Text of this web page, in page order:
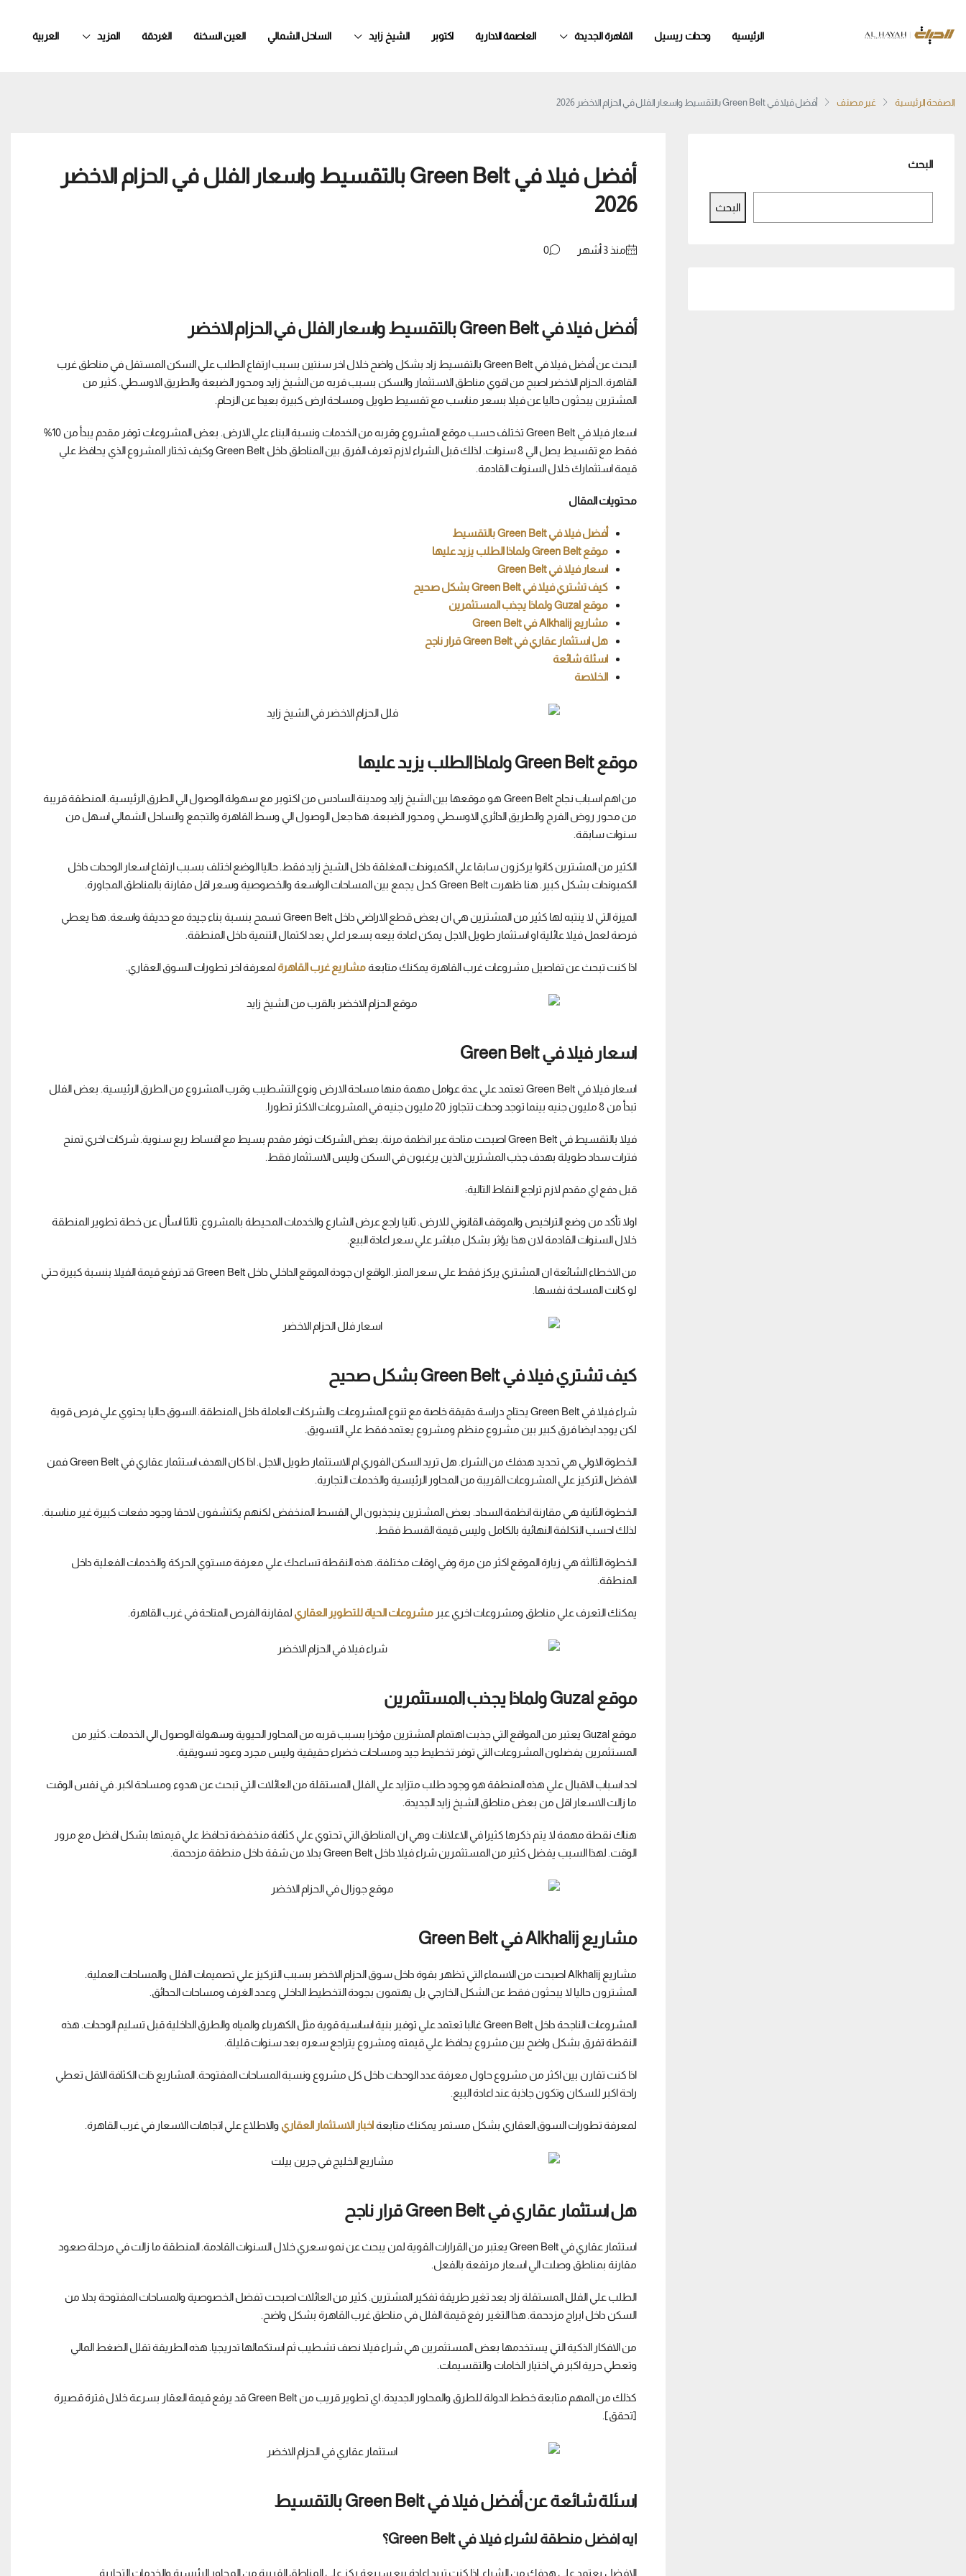
الرئيسية وحدات ريسيل القاهرة الجديدة العاصمة الادارية اكتوبر الشيخ زايد الساحل الشمالي العين السخنة الغردقة المزيد العربية
الصفحة الرئيسية غير مصنف أفضل فيلا في Green Belt بالتقسيط واسعار الفلل في الحزام الاخضر 2026
أفضل فيلا في Green Belt بالتقسيط واسعار الفلل في الحزام الاخضر
2026
منذ ‏3 أشهر 0
أفضل فيلا في Green Belt بالتقسيط واسعار الفلل في الحزام الاخضر
البحث عن أفضل فيلا في Green Belt بالتقسيط زاد بشكل واضح خلال اخر سنتين بسبب ارتفاع الطلب علي السكن المستقل في مناطق غرب
القاهرة. الحزام الاخضر اصبح من اقوي مناطق الاستثمار والسكن بسبب قربه من الشيخ زايد ومحور الضبعة والطريق الاوسطي. كثير من
المشترين يبحثون حاليا عن فيلا بسعر مناسب مع تقسيط طويل ومساحة ارض كبيرة بعيدا عن الزحام.
اسعار فيلا في Green Belt تختلف حسب موقع المشروع وقربه من الخدمات ونسبة البناء علي الارض. بعض المشروعات توفر مقدم يبدأ من 10%
فقط مع تقسيط يصل الي 8 سنوات. لذلك قبل الشراء لازم تعرف الفرق بين المناطق داخل Green Belt وكيف تختار المشروع الذي يحافظ علي
قيمة استثمارك خلال السنوات القادمة.
محتويات المقال
أفضل فيلا في Green Belt بالتقسيط
موقع Green Belt ولماذا الطلب يزيد عليها
اسعار فيلا في Green Belt
كيف تشتري فيلا في Green Belt بشكل صحيح
موقع Guzal ولماذا يجذب المستثمرين
مشاريع Alkhalij في Green Belt
هل استثمار عقاري في Green Belt قرار ناجح
اسئلة شائعة
الخلاصة
موقع Green Belt ولماذا الطلب يزيد عليها
من اهم اسباب نجاح Green Belt هو موقعها بين الشيخ زايد ومدينة السادس من اكتوبر مع سهولة الوصول الي الطرق الرئيسية. المنطقة قريبة
من محور روض الفرج والطريق الدائري الاوسطي ومحور الضبعة. هذا جعل الوصول الي وسط القاهرة والتجمع والساحل الشمالي اسهل من
سنوات سابقة.
الكثير من المشترين كانوا يركزون سابقا علي الكمبوندات المغلقة داخل الشيخ زايد فقط. حاليا الوضع اختلف بسبب ارتفاع اسعار الوحدات داخل
الكمبوندات بشكل كبير. هنا ظهرت Green Belt كحل يجمع بين المساحات الواسعة والخصوصية وسعر اقل مقارنة بالمناطق المجاورة.
الميزة التي لا ينتبه لها كثير من المشترين هي ان بعض قطع الاراضي داخل Green Belt تسمح بنسبة بناء جيدة مع حديقة واسعة. هذا يعطي
فرصة لعمل فيلا عائلية او استثمار طويل الاجل يمكن اعادة بيعه بسعر اعلي بعد اكتمال التنمية داخل المنطقة.
اذا كنت تبحث عن تفاصيل مشروعات غرب القاهرة يمكنك متابعةمشاريع غرب القاهرةلمعرفة اخر تطورات السوق العقاري.
اسعار فيلا في Green Belt
اسعار فيلا في Green Belt تعتمد علي عدة عوامل مهمة منها مساحة الارض ونوع التشطيب وقرب المشروع من الطرق الرئيسية. بعض الفلل
تبدأ من 8 مليون جنيه بينما توجد وحدات تتجاوز 20 مليون جنيه في المشروعات الاكثر تطورا.
فيلا بالتقسيط في Green Belt اصبحت متاحة عبر انظمة مرنة. بعض الشركات توفر مقدم بسيط مع اقساط ربع سنوية. شركات اخري تمنح
فترات سداد طويلة بهدف جذب المشترين الذين يرغبون في السكن وليس الاستثمار فقط.
قبل دفع اي مقدم لازم تراجع النقاط التالية:
اولا تأكد من وضع التراخيص والموقف القانوني للارض. ثانيا راجع عرض الشارع والخدمات المحيطة بالمشروع. ثالثا اسأل عن خطة تطوير المنطقة
خلال السنوات القادمة لان هذا يؤثر بشكل مباشر علي سعر اعادة البيع.
من الاخطاء الشائعة ان المشتري يركز فقط علي سعر المتر. الواقع ان جودة الموقع الداخلي داخل Green Belt قد ترفع قيمة الفيلا بنسبة كبيرة حتي
لو كانت المساحة نفسها.
كيف تشتري فيلا في Green Belt بشكل صحيح
شراء فيلا في Green Belt يحتاج دراسة دقيقة خاصة مع تنوع المشروعات والشركات العاملة داخل المنطقة. السوق حاليا يحتوي علي فرص قوية
لكن يوجد ايضا فرق كبير بين مشروع منظم ومشروع يعتمد فقط علي التسويق.
الخطوة الاولي هي تحديد هدفك من الشراء. هل تريد السكن الفوري ام الاستثمار طويل الاجل. اذا كان الهدف استثمار عقاري في Green Belt فمن
الافضل التركيز علي المشروعات القريبة من المحاور الرئيسية والخدمات التجارية.
الخطوة الثانية هي مقارنة انظمة السداد. بعض المشترين ينجذبون الي القسط المنخفض لكنهم يكتشفون لاحقا وجود دفعات كبيرة غير مناسبة.
لذلك احسب التكلفة النهائية بالكامل وليس قيمة القسط فقط.
الخطوة الثالثة هي زيارة الموقع اكثر من مرة وفي اوقات مختلفة. هذه النقطة تساعدك علي معرفة مستوي الحركة والخدمات الفعلية داخل
المنطقة.
يمكنك التعرف علي مناطق ومشروعات اخري عبرمشروعات الحياة للتطوير العقاري لمقارنة الفرص المتاحة في غرب القاهرة.
موقع Guzal ولماذا يجذب المستثمرين
موقع Guzal يعتبر من المواقع التي جذبت اهتمام المشترين مؤخرا بسبب قربه من المحاور الحيوية وسهولة الوصول الي الخدمات. كثير من
المستثمرين يفضلون المشروعات التي توفر تخطيط جيد ومساحات خضراء حقيقية وليس مجرد وعود تسويقية.
احد اسباب الاقبال علي هذه المنطقة هو وجود طلب متزايد علي الفلل المستقلة من العائلات التي تبحث عن هدوء ومساحة اكبر. في نفس الوقت
ما زالت الاسعار اقل من بعض مناطق الشيخ زايد الجديدة.
هناك نقطة مهمة لا يتم ذكرها كثيرا في الاعلانات وهي ان المناطق التي تحتوي علي كثافة منخفضة تحافظ علي قيمتها بشكل افضل مع مرور
الوقت. لهذا السبب يفضل كثير من المستثمرين شراء فيلا داخل Green Belt بدلا من شقة داخل منطقة مزدحمة.
مشاريع Alkhalij في Green Belt
مشاريع Alkhalij اصبحت من الاسماء التي تظهر بقوة داخل سوق الحزام الاخضر بسبب التركيز علي تصميمات الفلل والمساحات العملية.
المشترون حاليا لا يبحثون فقط عن الشكل الخارجي بل يهتمون بجودة التخطيط الداخلي وعدد الغرف ومساحات الحدائق.
المشروعات الناجحة داخل Green Belt غالبا تعتمد علي توفير بنية اساسية قوية مثل الكهرباء والمياه والطرق الداخلية قبل تسليم الوحدات. هذه
النقطة تفرق بشكل واضح بين مشروع يحافظ علي قيمته ومشروع يتراجع سعره بعد سنوات قليلة.
اذا كنت تقارن بين اكثر من مشروع حاول معرفة عدد الوحدات داخل كل مشروع ونسبة المساحات المفتوحة. المشاريع ذات الكثافة الاقل تعطي
راحة اكبر للسكان وتكون جاذبة عند اعادة البيع.
لمعرفة تطورات السوق العقاري بشكل مستمر يمكنك متابعةاخبار الاستثمار العقاري والاطلاع علي اتجاهات الاسعار في غرب القاهرة.
هل استثمار عقاري في Green Belt قرار ناجح
استثمار عقاري في Green Belt يعتبر من القرارات القوية لمن يبحث عن نمو سعري خلال السنوات القادمة. المنطقة ما زالت في مرحلة صعود
مقارنة بمناطق وصلت الي اسعار مرتفعة بالفعل.
الطلب علي الفلل المستقلة زاد بعد تغير طريقة تفكير المشترين. كثير من العائلات اصبحت تفضل الخصوصية والمساحات المفتوحة بدلا من
السكن داخل ابراج مزدحمة. هذا التغير رفع قيمة الفلل في مناطق غرب القاهرة بشكل واضح.
من الافكار الذكية التي يستخدمها بعض المستثمرين هي شراء فيلا نصف تشطيب ثم استكمالها تدريجيا. هذه الطريقة تقلل الضغط المالي
وتعطي حرية اكبر في اختيار الخامات والتقسيمات.
كذلك من المهم متابعة خطط الدولة للطرق والمحاور الجديدة. اي تطوير قريب من Green Belt قد يرفع قيمة العقار بسرعة خلال فترة قصيرة
[تحقق].
اسئلة شائعة عن أفضل فيلا في Green Belt بالتقسيط
ايه افضل منطقة لشراء فيلا في Green Belt؟
الافضل يعتمد علي هدفك من الشراء. اذا كنت تريد اعادة بيع سريعة ركز علي المناطق القريبة من المحاور الرئيسية والخدمات التجارية.
البحث
البحث